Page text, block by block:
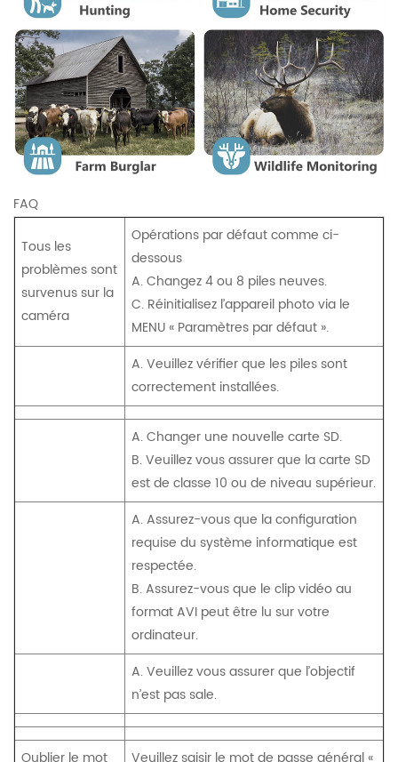
FAQ
Tous les
problèmes sont
survenus sur la
caméra
Opérations par défaut comme ci-
dessous
A. Changez 4 ou 8 piles neuves.
C. Réinitialisez l’appareil photo via le
MENU « Paramètres par défaut ».
A. Veuillez vérifier que les piles sont
correctement installées.
A. Changer une nouvelle carte SD.
B. Veuillez vous assurer que la carte SD
est de classe 10 ou de niveau supérieur.
A. Assurez-vous que la configuration
requise du système informatique est
respectée.
B. Assurez-vous que le clip vidéo au
format AVI peut être lu sur votre
ordinateur.
A. Veuillez vous assurer que l’objectif
n’est pas sale.
Oublier le mot
Veuillez saisir le mot de passe général «